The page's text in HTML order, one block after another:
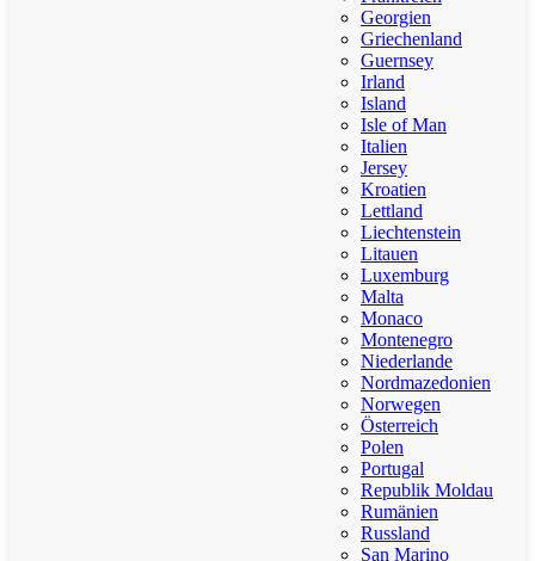
Georgien
Griechenland
Guernsey
Irland
Island
Isle of Man
Italien
Jersey
Kroatien
Lettland
Liechtenstein
Litauen
Luxemburg
Malta
Monaco
Montenegro
Niederlande
Nordmazedonien
Norwegen
Österreich
Polen
Portugal
Republik Moldau
Rumänien
Russland
San Marino